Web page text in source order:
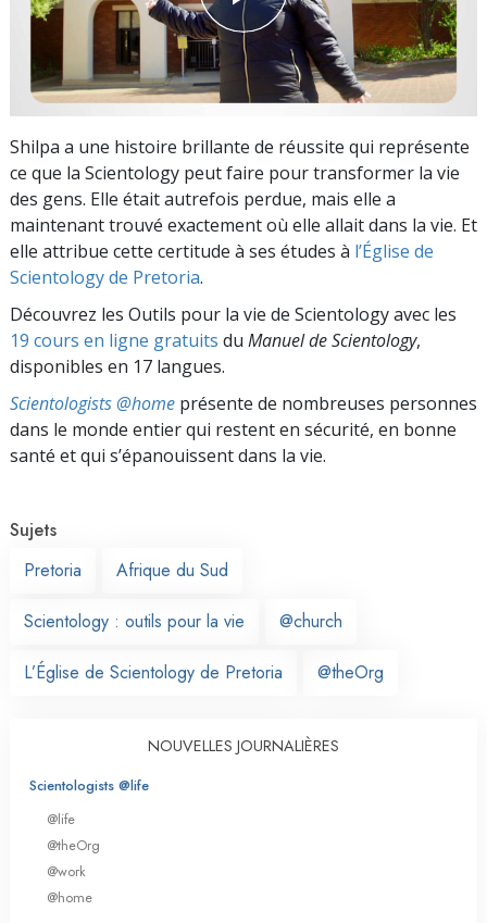
Shilpa a une histoire brillante de réussite qui représente
ce que la Scientology peut faire pour transformer la vie
des gens. Elle était autrefois perdue, mais elle a
maintenant trouvé exactement où elle allait dans la vie. Et
elle attribue cette certitude à ses études à l’Église de
Scientology de Pretoria.
Découvrez les Outils pour la vie de Scientology avec les
19 cours en ligne gratuits du Manuel de Scientology,
disponibles en 17 langues.
Scientologists @home présente de nombreuses personnes
dans le monde entier qui restent en sécurité, en bonne
santé et qui s’épanouissent dans la vie.
Sujets
Pretoria
Afrique du Sud
Scientology : outils pour la vie @church
L’Église de Scientology de Pretoria @theOrg
NOUVELLES JOURNALIÈRES
Scientologists @life
@life
@theOrg
@work
@home